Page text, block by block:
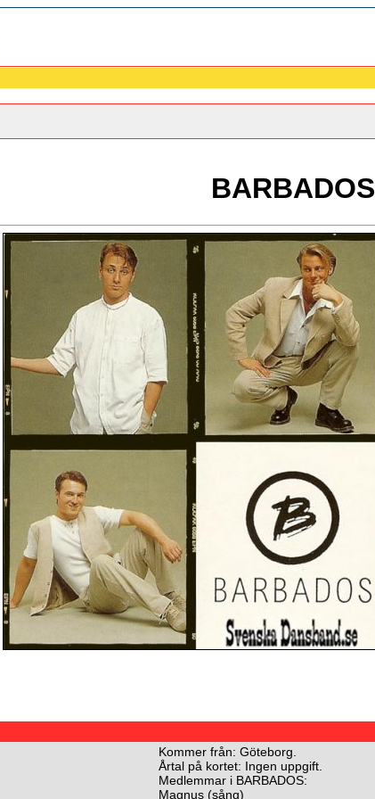
BARBADOS
Kommer från: Göteborg.
Årtal på kortet: Ingen uppgift.
Medlemmar i BARBADOS:
Magnus (sång)